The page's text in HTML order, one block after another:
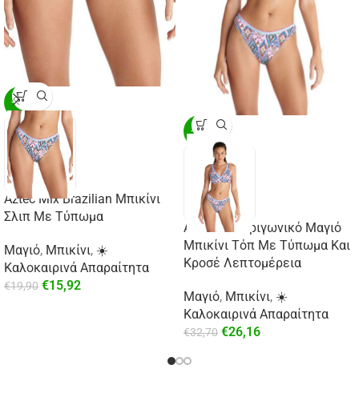
-20%
Aztec Mix Brazilian Μπικίνι
Σλιπ Με Τύπωμα
Μαγιό, Μπικίνι, ☀️
Καλοκαιρινά Απαραίτητα
€19,90 €15,92
-20%
Aztec Mix Τριγωνικό Μαγιό
Μπικίνι Τόπ Με Τύπωμα Και
Κροσέ Λεπτομέρεια
Μαγιό, Μπικίνι, ☀️
Καλοκαιρινά Απαραίτητα
€32,70 €26,16